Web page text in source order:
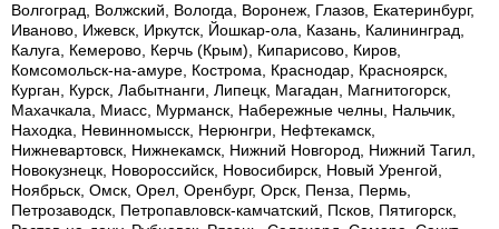
Волгоград, Волжский, Вологда, Воронеж, Глазов, Екатеринбург,
Иваново, Ижевск, Иркутск, Йошкар-ола, Казань, Калининград,
Калуга, Кемерово, Керчь (Крым), Кипарисово, Киров,
Комсомольск-на-амуре, Кострома, Краснодар, Красноярск,
Курган, Курск, Лабытнанги, Липецк, Магадан, Магнитогорск,
Махачкала, Миасс, Мурманск, Набережные челны, Нальчик,
Находка, Невинномысск, Нерюнгри, Нефтекамск,
Нижневартовск, Нижнекамск, Нижний Новгород, Нижний Тагил,
Новокузнецк, Новороссийск, Новосибирск, Новый Уренгой,
Ноябрьск, Омск, Орел, Оренбург, Орск, Пенза, Пермь,
Петрозаводск, Петропавловск-камчатский, Псков, Пятигорск,